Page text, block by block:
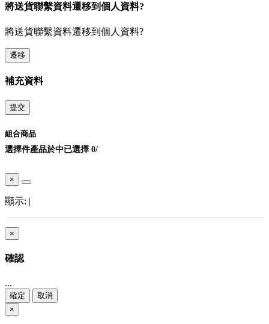
將送貨聯繫資料遷移到個人資料?
將送貨聯繫資料遷移到個人資料?
遷移
補充資料
提交
組合商品
選擇件產品於中已選擇 0/
×
顯示: |
×
確認
...
確定
取消
×